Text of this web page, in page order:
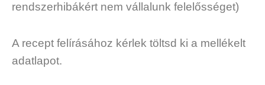
rendszerhibákért nem vállalunk felelősséget)
A recept felírásához kérlek töltsd ki a mellékelt
adatlapot.